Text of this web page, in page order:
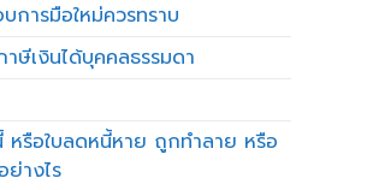
การมือใหม่ควรทราบ
ษีเงินได้บุคคลธรรมดา
หรือใบลดหนี้หาย ถูกทำลาย หรือ
ย่างไร